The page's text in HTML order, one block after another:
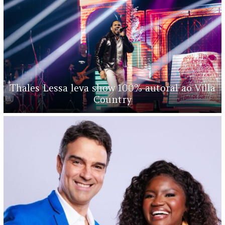
Thales Lessa leva show 100% autoral ao Villa
Country